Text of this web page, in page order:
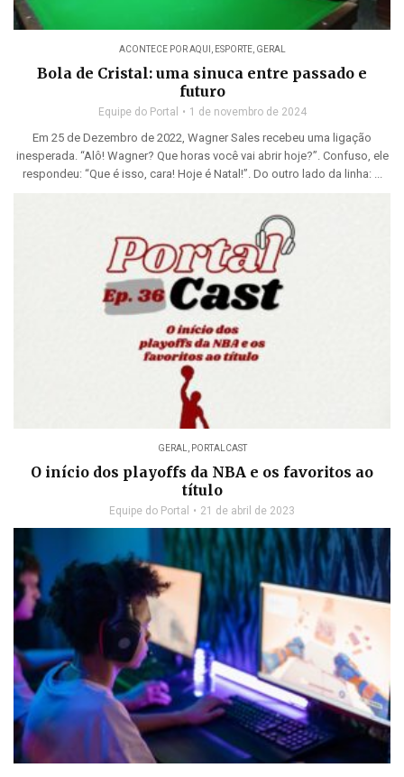
ACONTECE POR AQUI ESPORTE, GERAL
Bola de Cristal: uma sinuca entre passado e
futuro
Equipe do Portal 1 de novembro de 2024
Em 25 de Dezembro de 2022, Wagner Sales recebeu uma ligação
inesperada. “Alô! Wagner? Que horas você vai abrir hoje?”. Confuso, ele
respondeu: “Que é isso, cara! Hoje é Natal!”. Do outro lado da linha: ...
GERAL PORTALCAST
O início dos playoffs da NBA e os favoritos ao
título
Equipe do Portal 21 de abril de 2023